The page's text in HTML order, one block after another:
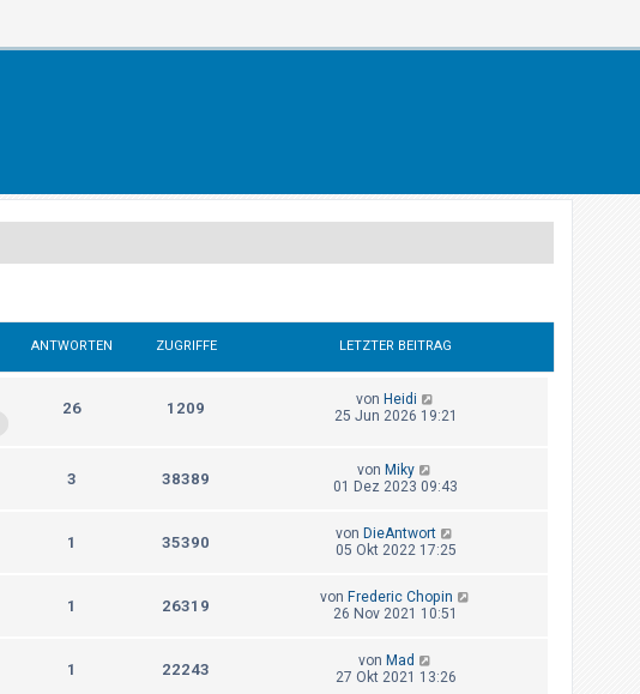
ANTWORTEN ZUGRIFFE LETZTER BEITRAG
26 1209 von Heidi
25 Jun 2026 19:21
3 38389 vonMiky
01 Dez 2023 09:43
1 35390 vonDieAntwort
05 Okt 2022 17:25
1 26319 von Frederic Chopin
26 Nov 2021 10:51
1 22243 von Mad
27 Okt 2021 13:26